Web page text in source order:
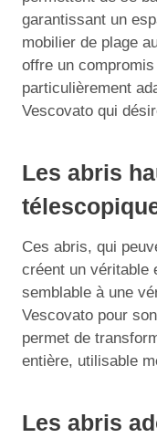
garantissant un
mobilier de plage
offre un
particulièrement
Vescovato qui
Les abris
Ces abris, qui
créent un véritable
semblable à une
Vescovato pour
permet de
entière, utilisable
Les abris